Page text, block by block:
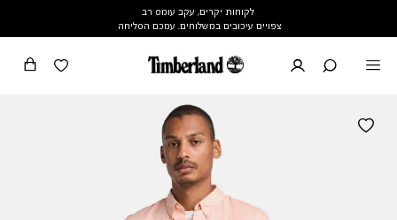
לקוחות יקרים, עקב עומס רב
צפויים עיכובים במשלוחים. עמכם הסליחה